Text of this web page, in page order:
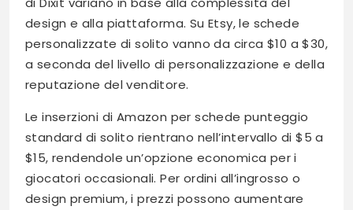
design e alla piattaforma. Su Etsy, le schede
personalizzate di solito vanno da circa $10 a $30,
a seconda del livello di personalizzazione e della
reputazione del venditore.
Le inserzioni di Amazon per schede punteggio
standard di solito rientrano nell’intervallo di $5 a
$15, rendendole un’opzione economica per i
giocatori occasionali. Per ordini all’ingrosso o
design premium, i prezzi possono aumentare